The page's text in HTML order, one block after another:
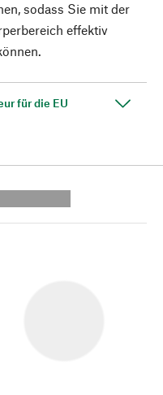
sodass Sie mit der
effektiv
für die EU